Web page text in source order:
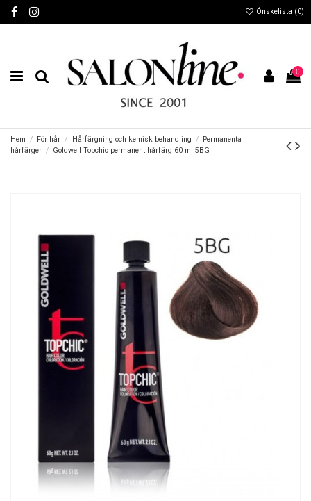
Önskelista (0)
0
Hem För hår Hårfärgning och kemisk behandling
Permanenta
hårfärger
Goldwell Topchic permanent hårfärg 60 ml 5BG